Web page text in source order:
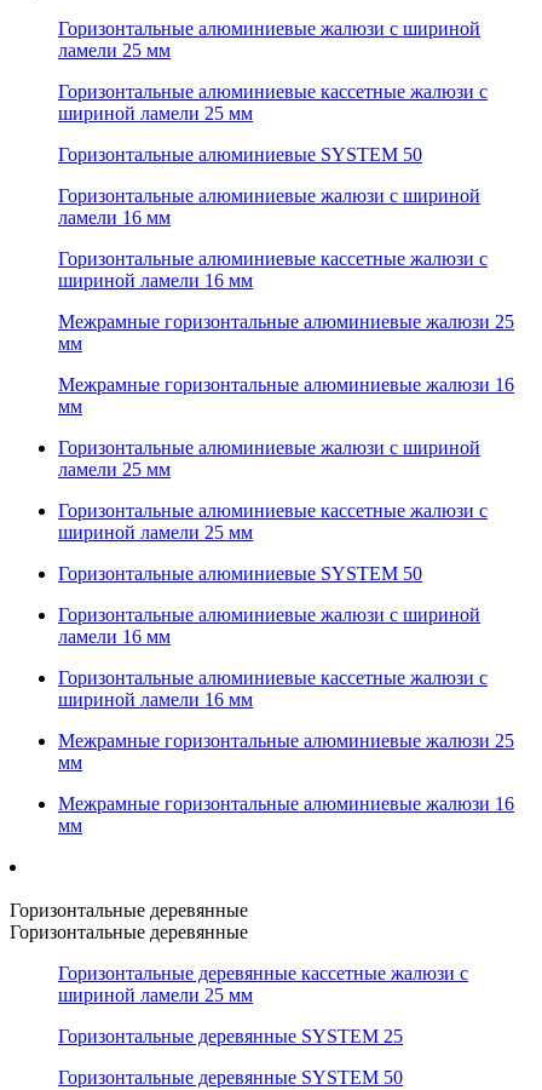
Горизонтальные алюминиевые жалюзи с шириной
ламели 25 мм
Горизонтальные алюминиевые кассетные жалюзи с
шириной ламели 25 мм
Горизонтальные алюминиевые SYSTEM 50
Горизонтальные алюминиевые жалюзи с шириной
ламели 16 мм
Горизонтальные алюминиевые кассетные жалюзи с
шириной ламели 16 мм
Межрамные горизонтальные алюминиевые жалюзи 25
мм
Межрамные горизонтальные алюминиевые жалюзи 16
мм
Горизонтальные алюминиевые жалюзи с шириной
ламели 25 мм
Горизонтальные алюминиевые кассетные жалюзи с
шириной ламели 25 мм
Горизонтальные алюминиевые SYSTEM 50
Горизонтальные алюминиевые жалюзи с шириной
ламели 16 мм
Горизонтальные алюминиевые кассетные жалюзи с
шириной ламели 16 мм
Межрамные горизонтальные алюминиевые жалюзи 25
мм
Межрамные горизонтальные алюминиевые жалюзи 16
мм
Горизонтальные деревянные
Горизонтальные деревянные
Горизонтальные деревянные кассетные жалюзи с
шириной ламели 25 мм
Горизонтальные деревянные SYSTEM 25
Горизонтальные деревянные SYSTEM 50